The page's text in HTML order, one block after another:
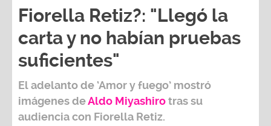
Fiorella Retiz?: "Llegó la
carta y no habían pruebas
suficientes"
El adelanto de ‘Amor y fuego’ mostró
imágenes deAldo Miyashirotras su
audiencia con Fiorella Retiz.